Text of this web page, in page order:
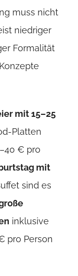
muss nicht
niedriger
Formalität
mit 15–25
Platten
€ pro
mit
sind es
inklusive
pro Person